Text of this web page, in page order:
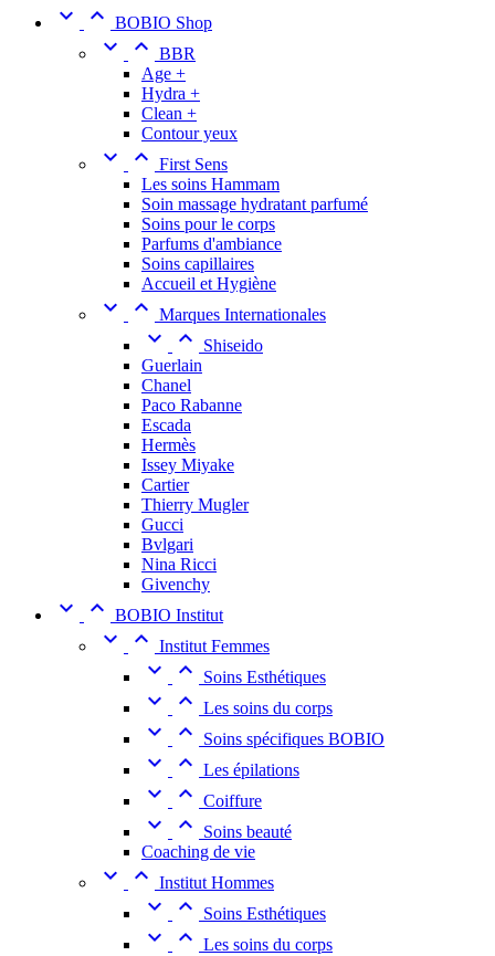
  BOBIO Shop
  BBR
Age +
Hydra +
Clean +
Contour yeux
  First Sens
Les soins Hammam
Soin massage hydratant parfumé
Soins pour le corps
Parfums d'ambiance
Soins capillaires
Accueil et Hygiène
  Marques Internationales
 
Shiseido
Guerlain
Chanel
Paco Rabanne
Escada
Hermès
Issey Miyake
Cartier
Thierry Mugler
Gucci
Bvlgari
Nina Ricci
Givenchy
  BOBIO Institut
  Institut Femmes
  Soins Esthétiques
  Les soins du corps
  Soins spécifiques BOBIO
  Les épilations
  Coiffure
 
Soins beauté
Coaching de vie
  Institut Hommes
  Soins Esthétiques
  Les soins du corps